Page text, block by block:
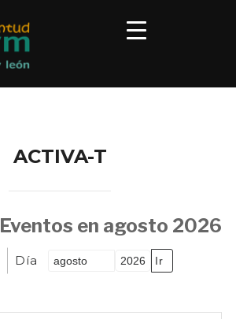
ACTIVA-T
Eventos en agosto 2026
Día
Mes
Año